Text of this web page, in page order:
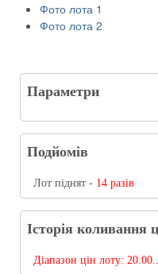
Фото лота 1
Фото лота 2
Параметри
Подйомів
Лот піднят - 14 разів
Історія коливання
Діапазон цін лоту: